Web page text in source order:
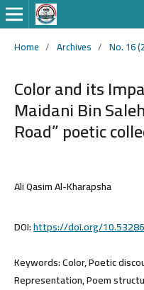
Home / Archives / No. 16
Color and its
Maidani Bin
Road” poetic
Ali Qasim Al-Kharapsha
DOI:https://doi.org/
Keywords:Color, Poetic
Representation, Poem